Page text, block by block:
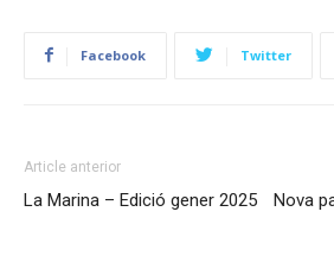
Facebook Twitter
Article anterior
La Marina – Edició gener 2025
Nova